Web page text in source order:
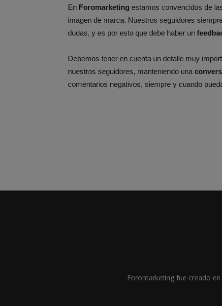
En Foromarketing estamos convencidos de
imagen de marca. Nuestros seguidores
dudas, y es por esto que debe haber un
Debemos tener en cuenta un detalle muy
nuestros seguidores, manteniendo una
comentarios negativos, siempre y cuando
Foromarketing fue creado